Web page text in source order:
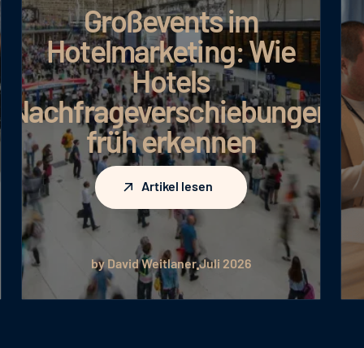
Großevents im
Hotelmarketing: Wie
Hotels
Nachfrageverschiebungen
früh erkennen
Artikel lesen
Artikel lesen
by David WeitlanerJuli 2026